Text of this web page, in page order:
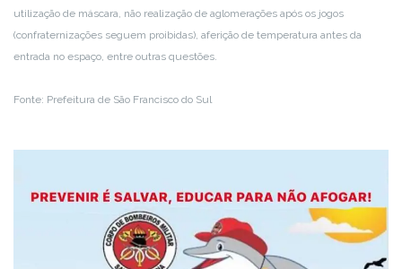
utilização de máscara, não realização de aglomerações após os jogos
(confraternizações seguem proibidas), aferição de temperatura antes da
entrada no espaço, entre outras questões.
Fonte: Prefeitura de São Francisco do Sul